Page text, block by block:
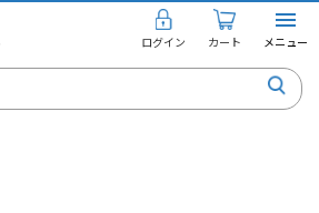
ログイン カート メニュー